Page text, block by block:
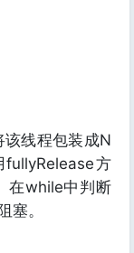
线程包装成N
方
在while中判断
塞。